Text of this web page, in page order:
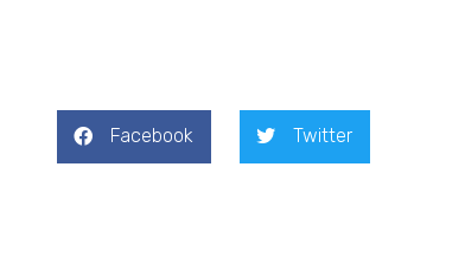
Facebook Twitter